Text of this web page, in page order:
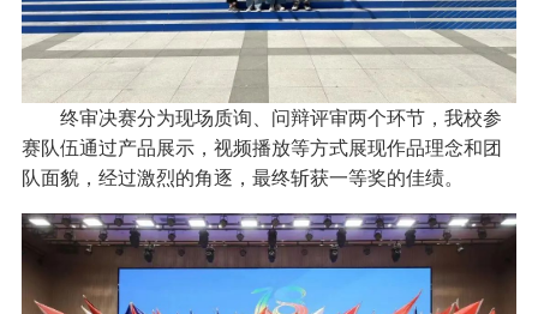
终审决赛分为现场质询、问辩评审两个环节，我校参
赛队伍通过产品展示，视频播放等方式展现作品理念和团
队面貌，经过激烈的角逐，最终斩获一等奖的佳绩。